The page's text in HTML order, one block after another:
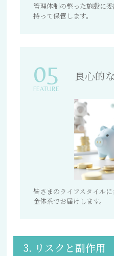
管理体制の整った施設に
持って保管します。
05
FEATURE
良心的
皆さまのライフスタイル
金体系でお届けします。
3. リスクと副作用